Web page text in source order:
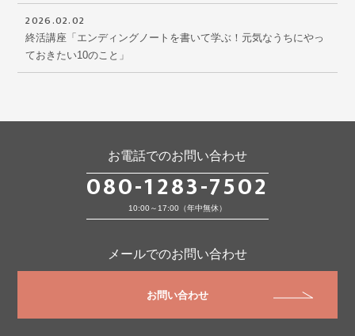
2026.02.02
終活講座「エンディングノートを書いて学ぶ！元気なうちにやっ
ておきたい10のこと」
お電話でのお問い合わせ
080-1283-7502
10:00～17:00（年中無休）
メールでのお問い合わせ
お問い合わせ